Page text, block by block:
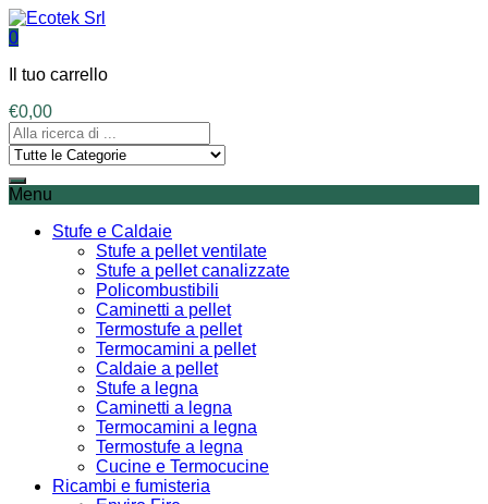
0
Il tuo carrello
€0,00
Menu
Stufe e Caldaie
Stufe a pellet ventilate
Stufe a pellet canalizzate
Policombustibili
Caminetti a pellet
Termostufe a pellet
Termocamini a pellet
Caldaie a pellet
Stufe a legna
Caminetti a legna
Termocamini a legna
Termostufe a legna
Cucine e Termocucine
Ricambi e fumisteria